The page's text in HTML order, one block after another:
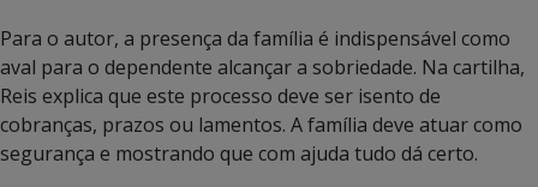
Para o autor, a presença da família é indispensável como
aval para o dependente alcançar a sobriedade. Na cartilha,
Reis explica que este processo deve ser isento de
cobranças, prazos ou lamentos. A família deve atuar como
segurança e mostrando que com ajuda tudo dá certo.